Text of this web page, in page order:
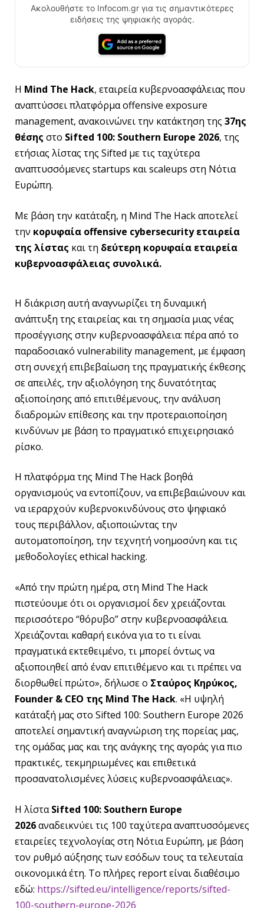
Ακολουθήστε το Infocom.gr για τις σημαντικότερες
ειδήσεις της ψηφιακής αγοράς.
Η Mind The Hack, εταιρεία κυβερνοασφάλειας που
αναπτύσσει πλατφόρμα offensive exposure
management, ανακοινώνει την κατάκτηση της 37ης
θέσης στο Sifted 100: Southern Europe 2026, της
ετήσιας λίστας της Sifted με τις ταχύτερα
αναπτυσσόμενες startups και scaleups στη Νότια
Ευρώπη.
Με βάση την κατάταξη, η Mind The Hack αποτελεί
την κορυφαία offensive cybersecurityεταιρεία
της λίστας και τη δεύτερη κορυφαία εταιρεία
κυβερνοασφάλειας συνολικά.
Η διάκριση αυτή αναγνωρίζει τη δυναμική
ανάπτυξη της εταιρείας και τη σημασία μιας νέας
προσέγγισης στην κυβερνοασφάλεια: πέρα από το
παραδοσιακό vulnerability management, με έμφαση
στη συνεχή επιβεβαίωση της πραγματικής έκθεσης
σε απειλές, την αξιολόγηση της δυνατότητας
αξιοποίησης από επιτιθέμενους, την ανάλυση
διαδρομών επίθεσης και την προτεραιοποίηση
κινδύνων με βάση το πραγματικό επιχειρησιακό
ρίσκο.
Η πλατφόρμα της Mind The Hack βοηθά
οργανισμούς να εντοπίζουν, να επιβεβαιώνουν και
να ιεραρχούν κυβερνοκινδύνους στο ψηφιακό
τους περιβάλλον, αξιοποιώντας την
αυτοματοποίηση, την τεχνητή νοημοσύνη και τις
μεθοδολογίες ethical hacking.
«Από την πρώτη ημέρα, στη Mind The Hack
πιστεύουμε ότι οι οργανισμοί δεν χρειάζονται
περισσότερο “θόρυβο” στην κυβερνοασφάλεια.
Χρειάζονται καθαρή εικόνα για το τι είναι
πραγματικά εκτεθειμένο, τι μπορεί όντως να
αξιοποιηθεί από έναν επιτιθέμενο και τι πρέπει να
διορθωθεί πρώτο», δήλωσε ο Σταύρος Κηρύκος,
Founder & CEO της Mind The Hack. «Η υψηλή
κατάταξή μας στο Sifted 100: Southern Europe 2026
αποτελεί σημαντική αναγνώριση της πορείας μας,
της ομάδας μας και της ανάγκης της αγοράς για πιο
πρακτικές, τεκμηριωμένες και επιθετικά
προσανατολισμένες λύσεις κυβερνοασφάλειας».
Η λίσταSifted 100: Southern Europe
2026αναδεικνύει τις 100 ταχύτερα αναπτυσσόμενες
εταιρείες τεχνολογίας στη Νότια Ευρώπη, με βάση
τον ρυθμό αύξησης των εσόδων τους τα τελευταία
οικονομικά έτη. Το πλήρες report είναι διαθέσιμο
εδώ: https://sifted.eu/intelligence/reports/sifted-
100-southern-europe-2026